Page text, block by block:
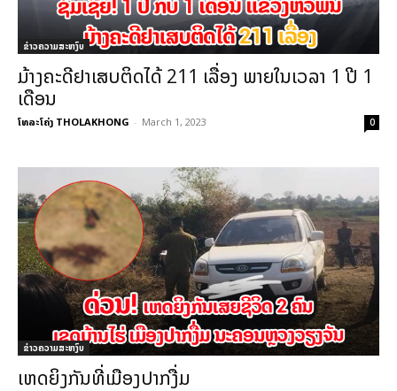
ຂ່າວຄວາມສະຫງົບ
ມ້າງຄະດີຢາເສບຕິດໄດ້ 211 ເລື່ອງ ພາຍໃນເວລາ 1 ປີ 1
ເດືອນ
ໂທລະໂຄ່ງ THOLAKHONG - March 1, 2023 0
ຂ່າວຄວາມສະຫງົບ
ເຫດຍິງກັນທີ່ເມືອງປາກງື່ມ